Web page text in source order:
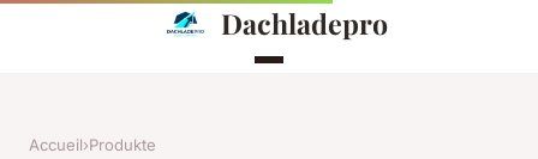
Dachladepro
Accueil›Produkte